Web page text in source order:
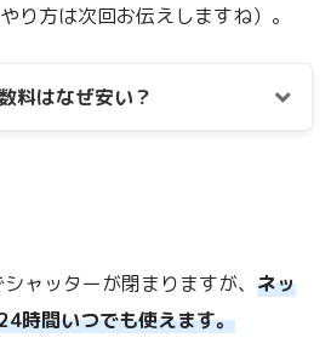
やり方は次回お伝えしますね）。
料はなぜ安い？
ャッターが閉まりますが、 ネッ
時間いつでも使えます。